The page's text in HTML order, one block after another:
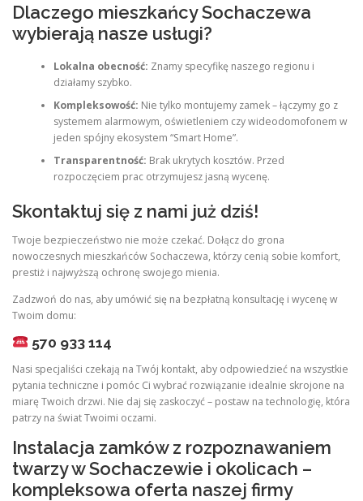
Dlaczego mieszkańcy Sochaczewa
wybierają nasze usługi?
Lokalna obecność: Znamy specyfikę naszego regionu i
działamy szybko.
Kompleksowość: Nie tylko montujemy zamek – łączymy go z
systemem alarmowym, oświetleniem czy wideodomofonem w
jeden spójny ekosystem “Smart Home”.
Transparentność: Brak ukrytych kosztów. Przed
rozpoczęciem prac otrzymujesz jasną wycenę.
Skontaktuj się z nami już dziś!
Twoje bezpieczeństwo nie może czekać. Dołącz do grona
nowoczesnych mieszkańców Sochaczewa, którzy cenią sobie komfort,
prestiż i najwyższą ochronę swojego mienia.
Zadzwoń do nas, aby umówić się na bezpłatną konsultację i wycenę w
Twoim domu:
570 933 114
Nasi specjaliści czekają na Twój kontakt, aby odpowiedzieć na wszystkie
pytania techniczne i pomóc Ci wybrać rozwiązanie idealnie skrojone na
miarę Twoich drzwi. Nie daj się zaskoczyć – postaw na technologię, która
patrzy na świat Twoimi oczami.
Instalacja zamków z rozpoznawaniem
twarzy w Sochaczewie i okolicach –
kompleksowa oferta naszej firmy